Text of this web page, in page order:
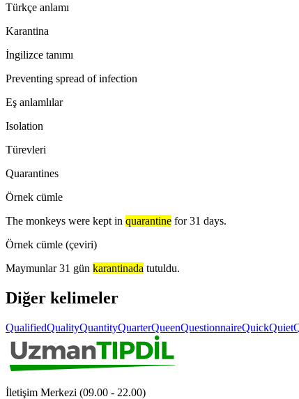
Türkçe anlamı
Karantina
İngilizce tanımı
Preventing spread of infection
Eş anlamlılar
Isolation
Türevleri
Quarantines
Örnek cümle
The monkeys were kept in quarantine for 31 days.
Örnek cümle (çeviri)
Maymunlar 31 gün karantinada tutuldu.
Diğer kelimeler
QualifiedQualityQuantityQuarterQueenQuestionnaireQuickQuiet
İletişim Merkezi (09.00 - 22.00)